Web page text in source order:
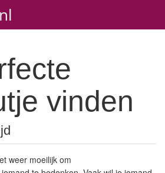
vinden
weer moeilijk om